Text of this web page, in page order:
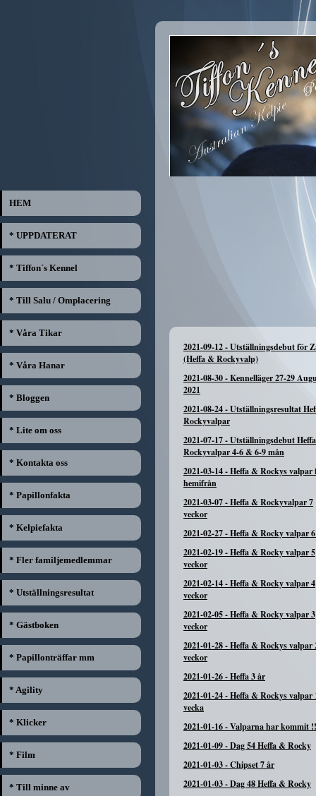
HEM
* UPPDATERAT
* Tiffon´s Kennel
* Till Salu / Omplacering
* Våra Tikar
* Våra Hanar
* Bloggen
* Lite om oss
* Kontakta oss
* Papillonfakta
* Kelpiefakta
* Fler familjemedlemmar
* Utställningsresultat
* Gästboken
* Papillonträffar mm
* Agility
* Klicker
* Film
* Till minne av
2021-09-12-Utställningsdebut för
(Heffa & Rockyvalp)
2021-08-30-Kennelläger 27-29
2021
2021-08-24-Utställningsresultat
Rockyvalpar
2021-07-17-Utställningsdebut
Rockyvalpar 4-6 & 6-9 mån
2021-03-14-Heffa & Rockys
hemifrån
2021-03-07-Heffa & Rockyvalpar 7
veckor
2021-02-27-Heffa & Rocky valpar
2021-02-19-Heffa & Rocky valpar 5
veckor
2021-02-14-Heffa & Rocky valpar 4
veckor
2021-02-05-Heffa & Rocky valpar 3
veckor
2021-01-28-Heffa & Rockys valpar
veckor
2021-01-26-Heffa 3 år
2021-01-24-Heffa & Rockys valpar
vecka
2021-01-16-Valparna har kommit
2021-01-09-Dag 54 Heffa & Rocky
2021-01-03-Chipset 7 år
2021-01-03-Dag 48 Heffa & Rocky